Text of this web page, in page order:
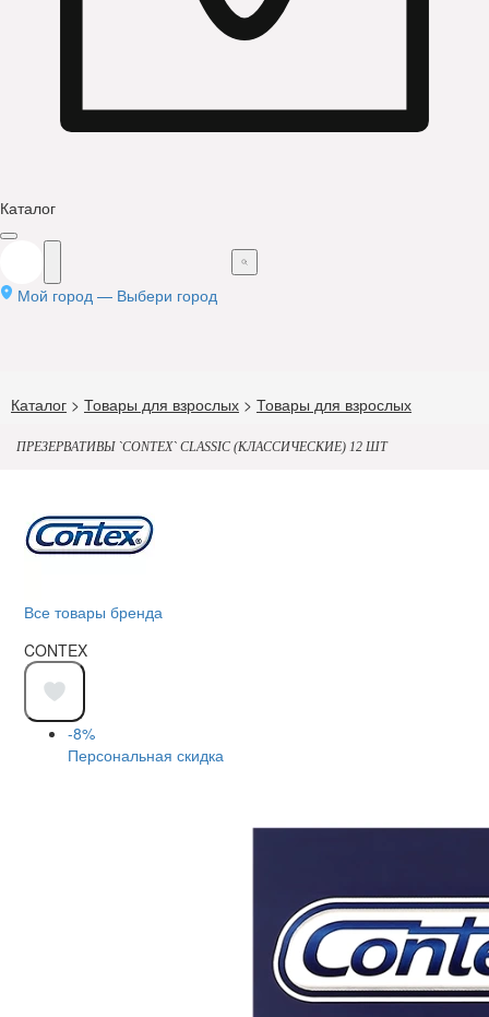
Каталог
Мой город — Выбери город
Каталог > Товары для взрослых > Товары для взрослых
ПРЕЗЕРВАТИВЫ `CONTEX` CLASSIC (КЛАССИЧЕСКИЕ) 12 ШТ
Все товары бренда
CONTEX
-8%
Персональная скидка